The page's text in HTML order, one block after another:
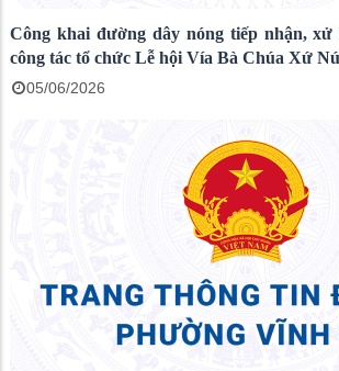
Công khai đường dây nóng tiếp nhận,
công tác tổ chức Lễ hội Vía Bà Chúa Xứ
05/06/2026